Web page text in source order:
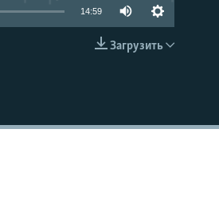
EMBED
14:59
Загрузить